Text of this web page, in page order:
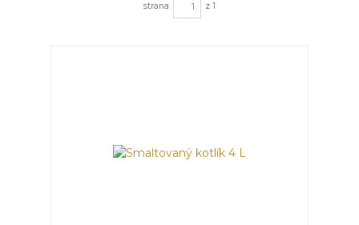
strana
z 1